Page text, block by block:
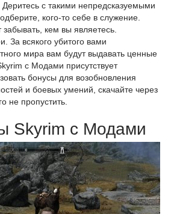
с такими непредсказуемыми
кого-то себе в служение.
забывать, кем вы являетесь.
За всякого убитого вами
мира вам будут выдавать ценные
с Модами присутствует
бонусы для возобновления
и боевых умений, скачайте через
не пропустить.
Skyrim с Модами